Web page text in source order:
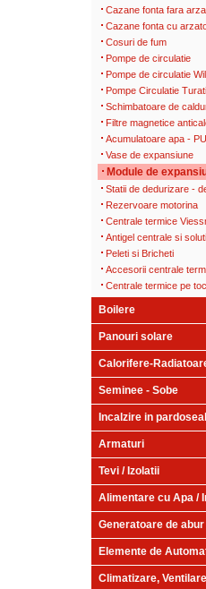
Cazane fonta fara
Cazane fonta cu
Cosuri de fum
Pompe de circulatie
Pompe de circulatie
Pompe Circulatie
Schimbatoare de
Filtre magnetice
Acumulatoare apa -
Vase de expansiune
Module de
Statii de dedurizare -
Rezervoare motorina
Centrale termice
Antigel centrale si
Peleti si Bricheti
Accesorii centrale
Centrale termice pe
Boilere
Panouri solare
Calorifere-
Seminee - Sobe
Incalzire in
Armaturi
Tevi / Izolatii
Alimentare cu Apa /
Generatoare de
Elemente de
Climatizare,